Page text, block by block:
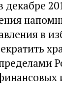
декабре
в